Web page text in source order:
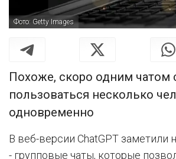
Фото: Getty Images
Похоже, скоро одним чатом
пользоваться несколько
одновременно
В веб-версии ChatGPT
- групповые чаты, которые